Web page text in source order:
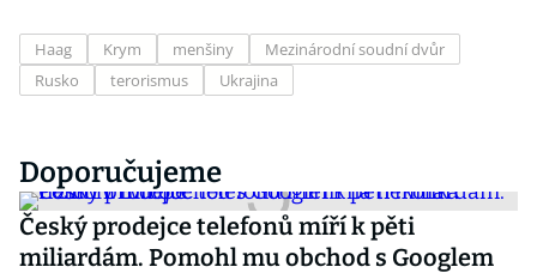
Haag Krym menšiny
Mezinárodní soudní dvůr
Rusko
terorismus Ukrajina
Doporučujeme
Český prodejce telefonů míří k pěti
miliardám. Pomohl mu obchod s Googlem